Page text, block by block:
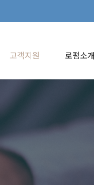
고객지원 로펌소개